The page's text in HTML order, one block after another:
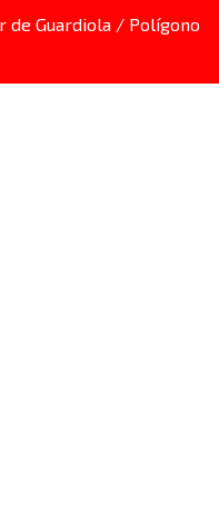
de Guardiola / Polígono